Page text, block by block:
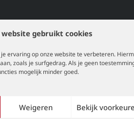
website gebruikt cookies
ervaring op onze website te verbeteren.
zoals je surfgedrag. Als je geen
mogelijk minder goed.
Weigeren Bekijk
Zuid-Holland
|